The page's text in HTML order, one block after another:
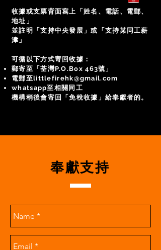
收據或支票背面寫上「姓名、電話、電郵、
地址」
並註明「支持中央發展」或「支持某同工薪
津」
可循以下方式寄回收據：
郵寄至「荃灣P.O.Box 463號」​
電郵至littlefirehk@gmail.com
whatsapp至相關同工
​機構稍後會寄回「免稅收據」給奉獻者的。
奉獻支持